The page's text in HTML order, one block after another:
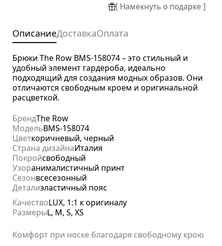
[ Намекнуть о подарке ]
ОписаниеДоставкаОплата
Брюки The Row BMS-158074 – это стильный и
удобный элемент гардероба, идеально
подходящий для создания модных образов. Они
отличаются свободным кроем и оригинальной
расцветкой.
БрендThe Row
МодельBMS-158074
Цветкоричневый, черный
Страна дизайнаИталия
Покройсвободный
Узоранималистичный принт
Сезонвсесезонный
Деталиэластичный пояс
КачествоLUX, 1:1 к оригиналу
РазмерыL, M, S, XS
Комфорт при носке благодаря свободному крою